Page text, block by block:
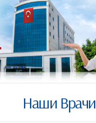
Наши Врачи